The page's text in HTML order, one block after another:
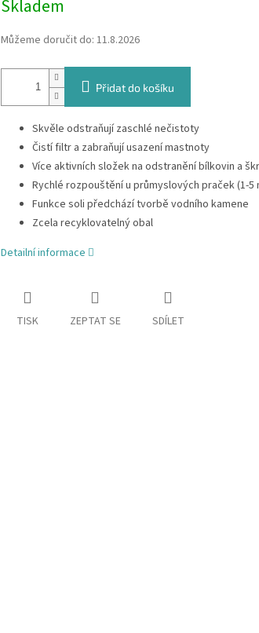
Skladem
Můžeme doručit do: 11.8.2026
Přidat do košíku
Skvěle odstraňují zaschlé nečistoty
Čistí filtr a zabraňují usazení mastnoty
Více aktivních složek na odstranění bílkovin a
Rychlé rozpouštění u průmyslových praček (1-5
Funkce soli předchází tvorbě vodního kamene
Zcela recyklovatelný obal
Detailní informace
TISK ZEPTAT SE SDÍLET